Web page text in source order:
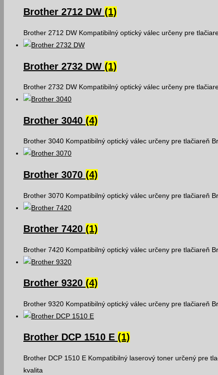
Brother 2712 DW (1)
Brother 2712 DW Kompatibilný optický válec určeny pre
Brother 2732 DW (1)
Brother 2732 DW Kompatibilný optický válec určeny pre
Brother 3040 (4)
Brother 3040 Kompatibilný optický válec určeny pre tlačiareň
Brother 3070 (4)
Brother 3070 Kompatibilný optický válec určeny pre tlačiareň
Brother 7420 (1)
Brother 7420 Kompatibilný optický válec určeny pre tlačiareň
Brother 9320 (4)
Brother 9320 Kompatibilný optický válec určeny pre tlačiareň
Brother DCP 1510 E (1)
Brother DCP 1510 E Kompatibilný laserový toner určený pre
kvalita